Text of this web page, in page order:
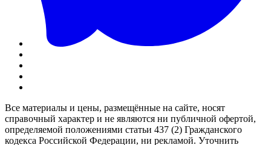
Все материалы и цены, размещённые на сайте, носят
справочный характер и не являются ни публичной офертой,
определяемой положениями статьи 437 (2) Гражданского
кодекса Российской Федерации, ни рекламой. Уточнить